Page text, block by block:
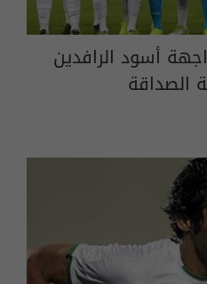
أسود الرافدين
الصداقة